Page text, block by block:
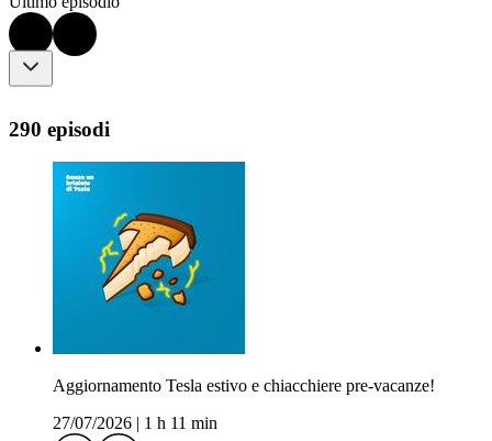
290 episodi
Aggiornamento Tesla estivo e chiacchiere pre-vacanze!
27/07/2026
1 h 11 min